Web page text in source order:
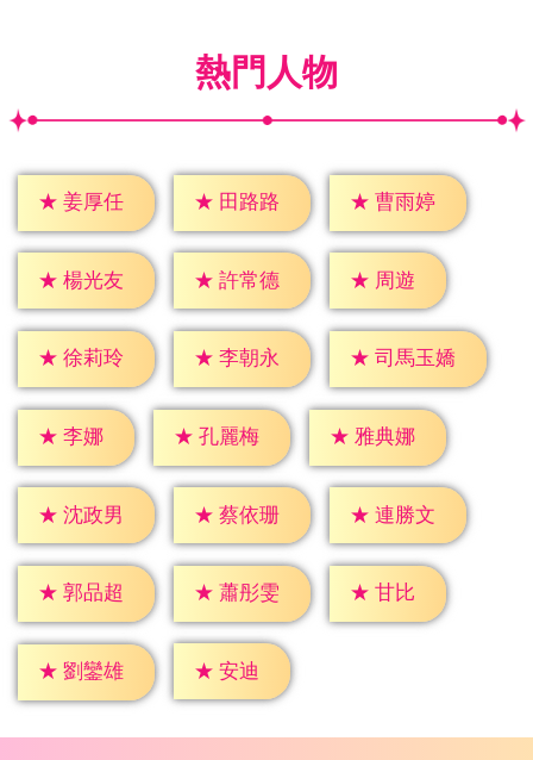
熱門人物
★ 姜厚任 ★ 田路路 ★ 曹雨婷
★ 楊光友 ★ 許常德 ★ 周遊
★ 徐莉玲 ★ 李朝永 ★ 司馬玉嬌
★ 李娜 ★ 孔麗梅 ★ 雅典娜
★ 沈政男 ★ 蔡依珊 ★ 連勝文
★ 郭品超 ★ 蕭彤雯 ★ 甘比
★ 劉鑾雄 ★ 安迪